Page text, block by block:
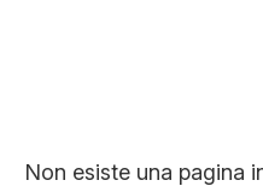
Non esiste una pagina